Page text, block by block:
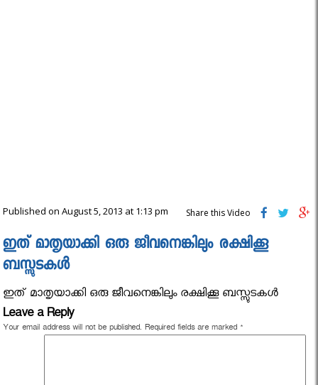
Published on August 5, 2013 at 1:13 pm Share this Video
ഇത് മാതൃയാക്കി ഒരു ജീവനെങ്കിലും രക്ഷിക്കൂ
ബസ്സുടകള്‍
ഇത് മാതൃയാക്കി ഒരു ജീവനെങ്കിലും രക്ഷിക്കൂ ബസ്സുടകള്‍
Leave a Reply
Your email address will not be published. Required fields are marked *